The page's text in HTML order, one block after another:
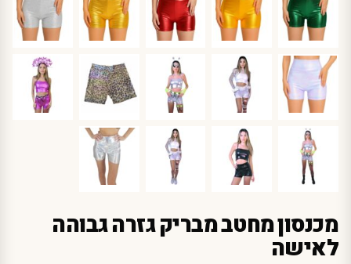
מכנסון מחטב מבריק גזרה גבוהה
לאישה